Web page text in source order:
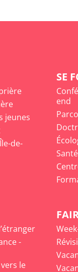
jeunes
de-
SE
end
-
le